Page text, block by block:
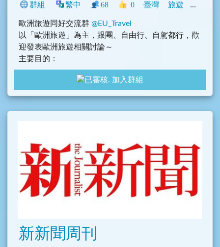
群組 繁中 68 0 臺灣 旅遊 興趣
歐洲旅遊同好交流群 @EU_Travel
以「歐洲旅遊」為主，跟團、自由行、自駕都行，歡
迎發表歐洲旅遊相關討論～
主要目的：
1. 討論歐洲旅遊相關問題、行程討論及歐洲旅遊趣
事，請記得禮貌性發問
2. 歐洲遊記、食記或住宿分享
6. 記得加上國家類別，例如 #瑞士 #德國 等，方便後
面使用者查詢
本群禁止討論無關話題
加入群組
新新聞周刊